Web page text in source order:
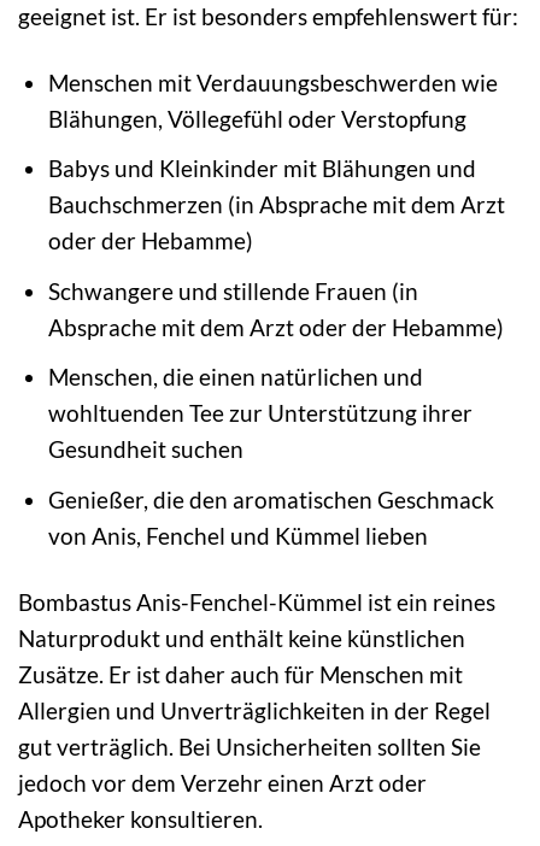
geeignet ist. Er ist besonders empfehlenswert für:
Menschen mit Verdauungsbeschwerden wie
Blähungen, Völlegefühl oder Verstopfung
Babys und Kleinkinder mit Blähungen und
Bauchschmerzen (in Absprache mit dem Arzt
oder der Hebamme)
Schwangere und stillende Frauen (in
Absprache mit dem Arzt oder der Hebamme)
Menschen, die einen natürlichen und
wohltuenden Tee zur Unterstützung ihrer
Gesundheit suchen
Genießer, die den aromatischen Geschmack
von Anis, Fenchel und Kümmel lieben
Bombastus Anis-Fenchel-Kümmel ist ein reines
Naturprodukt und enthält keine künstlichen
Zusätze. Er ist daher auch für Menschen mit
Allergien und Unverträglichkeiten in der Regel
gut verträglich. Bei Unsicherheiten sollten Sie
jedoch vor dem Verzehr einen Arzt oder
Apotheker konsultieren.